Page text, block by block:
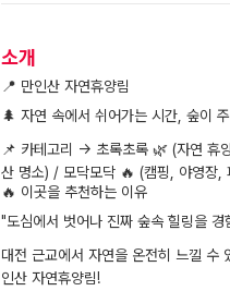
소개
📍 만인산 자연휴양림
🌲 자연 속에서 쉬어가는 시간, 숲이
📌 카테고리 → 초록초록 🌿 (자연 휴
산 명소) / 모닥모닥 🔥 (캠핑, 야영장,
🔥 이곳을 추천하는 이유
"도심에서 벗어나 진짜 숲속 힐링을 경
대전 근교에서 자연을 온전히 느낄 수
인산 자연휴양림!